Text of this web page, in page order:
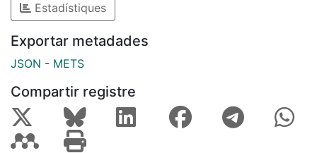
Estadístiques
Exportar metadades
JSON - METS
Compartir registre